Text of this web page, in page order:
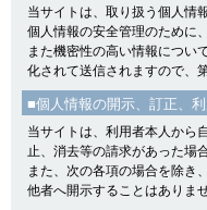
当サイトは、取り扱う個人情
個人情報の安全管理のために
また機密性の高い情報につい
化されて送信されますので、
■個人情報の開示、訂正、
当サイトは、利用者本人から
止、消去等の請求があった場
また、次の各項の場合を除き
他者へ開示することはありませ